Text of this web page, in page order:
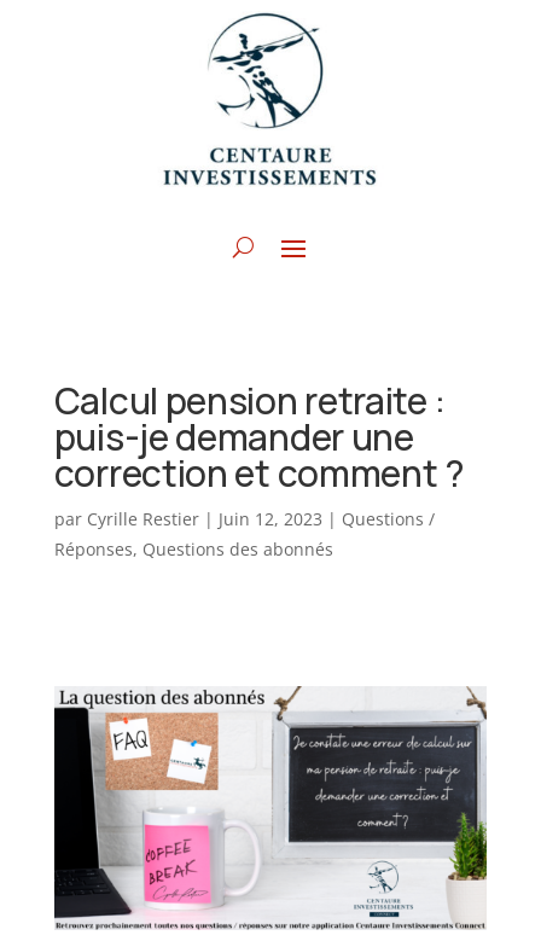
Calcul pension retraite :
puis-je demander une
correction et comment ?
par Cyrille Restier| Juin 12, 2023 | Questions /
Réponses, Questions des abonnés